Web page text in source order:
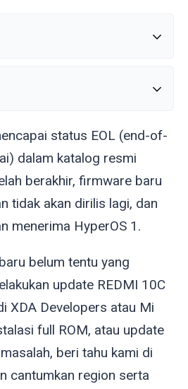
status EOL (end-of-
dalam katalog resmi
berakhir, firmware baru
tidak akan dirilis lagi, dan
menerima HyperOS 1.
belum tentu yang
update REDMI 10C
XDA Developers atau Mi
full ROM, atau update
beri tahu kami di
cantumkan region serta